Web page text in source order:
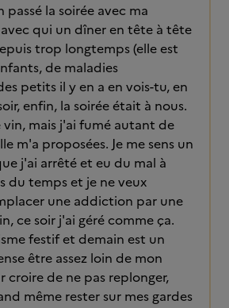
passé la soirée avec ma
qui un dîner en tête à tête
trop longtemps (elle est
de maladies
petits il y en a en vois-tu, en
enfin, la soirée était à nous.
vin, mais j'ai fumé autant de
m'a proposées. Je me sens un
j'ai arrêté et eu du mal à
du temps et je ne veux
une addiction par une
ce soir j'ai géré comme ça.
festif et demain est un
être assez loin de mon
croire de ne pas replonger,
même rester sur mes gardes